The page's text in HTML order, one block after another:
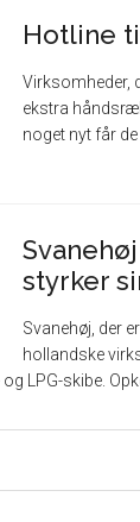
Hotline
Virksomheder,
ekstra
noget nyt får
styrker
Svanehøj, der
hollandske
LPG-skibe.